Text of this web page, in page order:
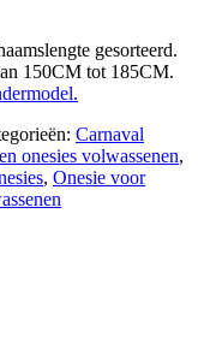
gesorteerd.
150CM tot 185CM.
Carnaval
onesies volwassenen,
, Onesie voor